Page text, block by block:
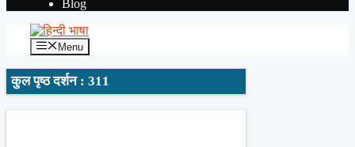
Blog
Menu
कुल पृष्ठ दर्शन : 311